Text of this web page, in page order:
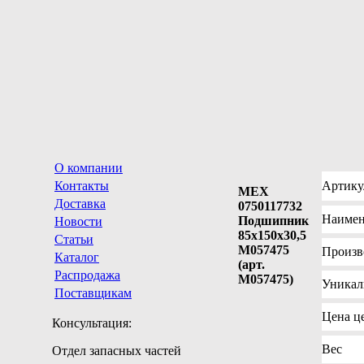
О компании
Контакты
Доставка
Новости
Статьи
Каталог
Распродажа
Поставщикам
Консультация:
Отдел запасных частей
MEX
0750117732
Подшипник
85x150x30,5
M057475
(арт.
M057475)
Цена
Вес